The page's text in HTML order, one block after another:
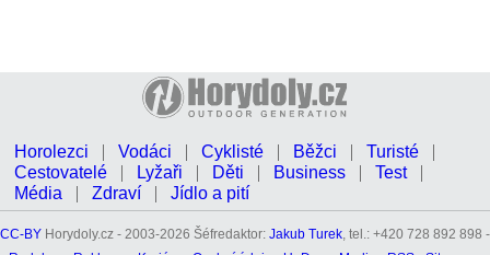
Horolezci Vodáci Cyklisté Běžci
Turisté
Cestovatelé
Lyžaři Děti Business
Test
Média
Zdraví Jídlo a pití
CC-BY Horydoly.cz - 2003-2026 Šéfredaktor: Jakub Turek, tel.: +420 728 892 898 -